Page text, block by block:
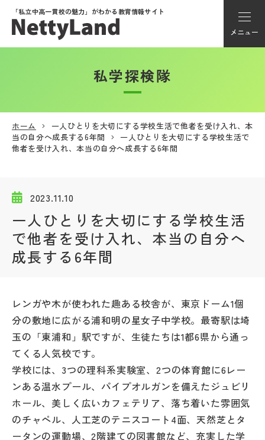
「私立中高一貫校の魅力」がわかる教育情報サイト
メニュー
アカウント登録
メニュー
学校動画
私学探検隊
説明会・イベント情報
よみもの
学校からのお知らせ
学校HP最新情報
私学探検隊
ホーム
一人ひとりを大切にする学校生活で他者を受け入れ、本
当の自分へ成長する6年間
一人ひとりを大切にする学校生活で
他者を受け入れ、本当の自分へ成長する6年間
2023.11.10
一人ひとりを大切にする学校生活
で他者を受け入れ、本当の自分へ
成長する6年間
レンガや木が使われた趣ある校舎が、東京ドーム1個
分の敷地に広がる浦和明の星女子中学校。最寄駅は埼
玉の「東浦和」駅ですが、生徒たちは1都6県から通っ
てくる人気校です。
学校には、3つの理科系実験室、2つの体育館に6レー
ンある温水プール、パイプオルガンを備えたジュビリ
ホール、美しく広いカフェテリア、落ち着いた雰囲気
のチャペル、人工芝のテニスコート4面、天然芝とタ
ータンの運動場、2階建ての図書館など、充実した学